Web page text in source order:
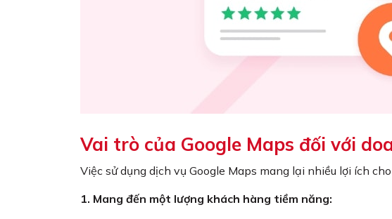
Vai trò của Google Maps đối với
Việc sử dụng dịch vụ Google Maps mang lại nhiều lợi ích
1. Mang đến một lượng khách hàng tiềm năng: